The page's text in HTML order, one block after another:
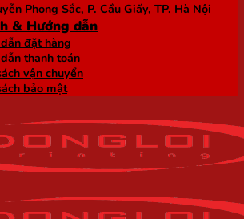
Phong Sắc, P. Cầu Giấy, TP. Hà Nội
& Hướng dẫn
đặt hàng
thanh toán
vận chuyển
bảo mật